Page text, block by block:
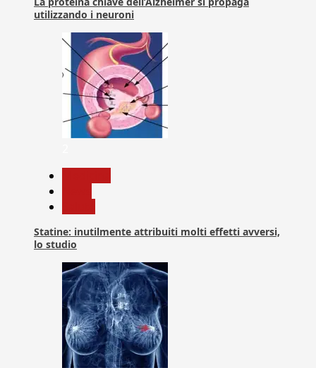
utilizzando i neuroni
Statine: inutilmente attribuiti molti effetti avversi,
lo studio